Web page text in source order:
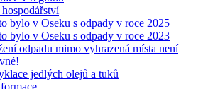
bylo v Oseku s odpady v roce 2025
bylo v Oseku s odpady v roce 2023
odpadu mimo vyhrazená místa není
jedlých olejů a tuků